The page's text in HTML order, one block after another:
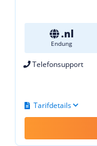
.nl
Endung
Telefonsupport
Tarifdetails